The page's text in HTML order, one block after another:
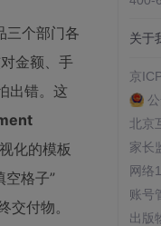
三个部门各
金额、手
出错。这
化的模板
空格子”
付物。
关于
京
北京
家长
网络
账号
出版